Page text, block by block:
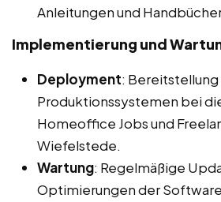
Anleitungen und
Implementierung und
Deployment:
Produktionssystemen bei
Homeoffice Jobs und
Wiefelstede.
Wartung: Regelmäßige
Optimierungen der